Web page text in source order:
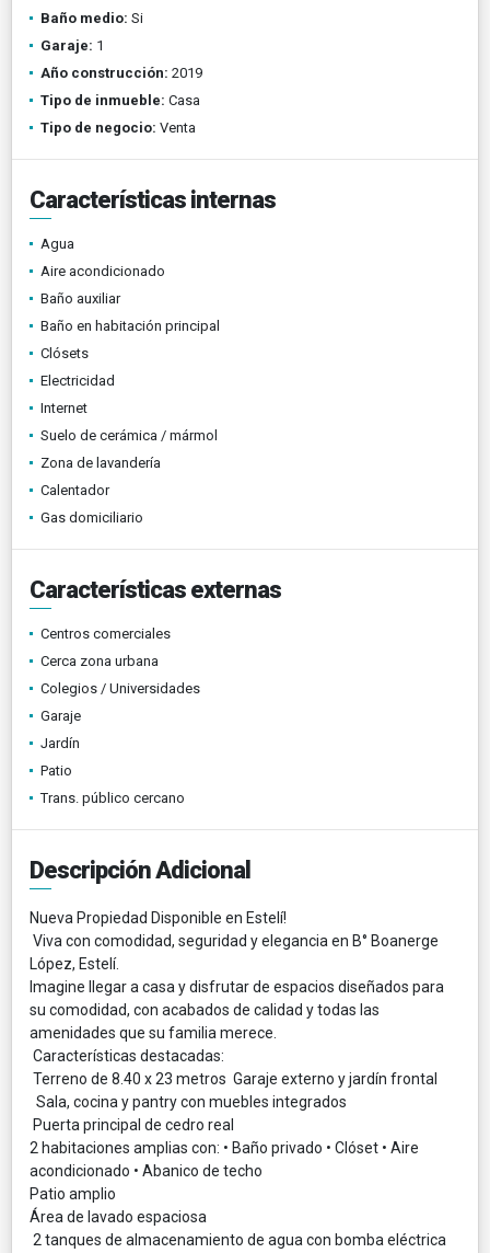
Baño medio: Si
Garaje: 1
Año construcción: 2019
Tipo de inmueble: Casa
Tipo de negocio: Venta
Características internas
Agua
Aire acondicionado
Baño auxiliar
Baño en habitación principal
Clósets
Electricidad
Internet
Suelo de cerámica / mármol
Zona de lavandería
Calentador
Gas domiciliario
Características externas
Centros comerciales
Cerca zona urbana
Colegios / Universidades
Garaje
Jardín
Patio
Trans. público cercano
Descripción Adicional
Nueva Propiedad Disponible en Estelí!
Viva con comodidad, seguridad y elegancia en B° Boanerge
López, Estelí.
Imagine llegar a casa y disfrutar de espacios diseñados para
su comodidad, con acabados de calidad y todas las
amenidades que su familia merece.
Características destacadas:
Terreno de 8.40 x 23 metros Garaje externo y jardín frontal
Sala, cocina y pantry con muebles integrados
Puerta principal de cedro real
2 habitaciones amplias con: • Baño privado • Clóset • Aire
acondicionado • Abanico de techo
Patio amplio
Área de lavado espaciosa
2 tanques de almacenamiento de agua con bomba eléctrica